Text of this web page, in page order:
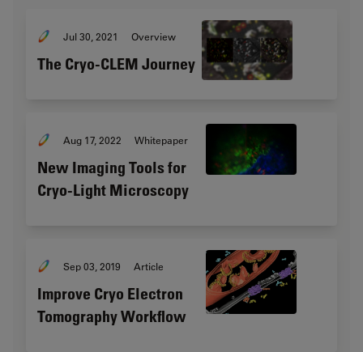
Jul 30, 2021 Overview
The Cryo-CLEM Journey
Aug 17, 2022 Whitepaper
New Imaging Tools for
Cryo-Light Microscopy
Sep 03, 2019 Article
Improve Cryo Electron
Tomography Workflow